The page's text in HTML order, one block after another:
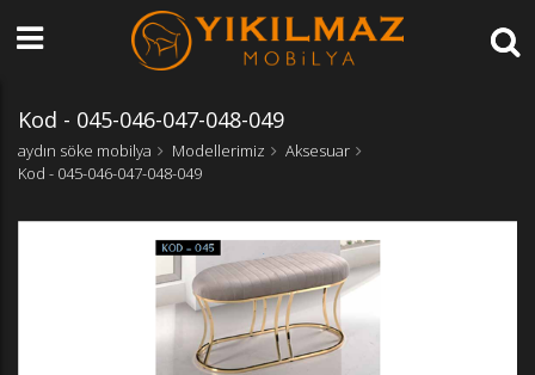
Kod - 045-046-047-048-049
aydın söke mobilya Modellerimiz
Aksesuar
Kod - 045-046-047-048-049